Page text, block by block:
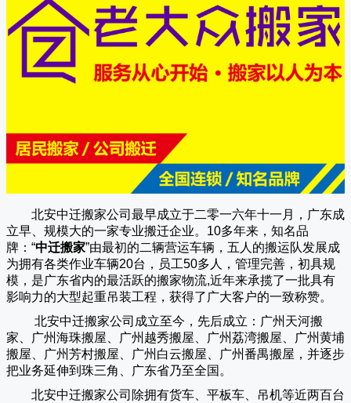
北安中迁搬家公司 最早成立于二零一六年十一月，广东成
立早、规模大的一家专业搬迁企业。10多年来，知名品
牌：“中迁搬家”由最初的二辆营运车辆，五人的搬运队发展成
为拥有各类作业车辆20台，员工50多人，管理完善，初具规
模，是广东省内的最活跃的搬家物流,近年来承揽了一批具有
影响力的大型起重吊装工程，获得了广大客户的一致称赞。
北安中迁搬家公司成立至今，先后成立：广州天河搬
家、广州海珠搬屋、广州越秀搬屋、广州荔湾搬屋、广州黄埔
搬屋、广州芳村搬屋、广州白云搬屋、广州番禺搬屋，并逐步
把业务延伸到珠三角、广东省乃至全国。
北安中迁搬家公司除拥有货车、平板车、吊机等近两百台